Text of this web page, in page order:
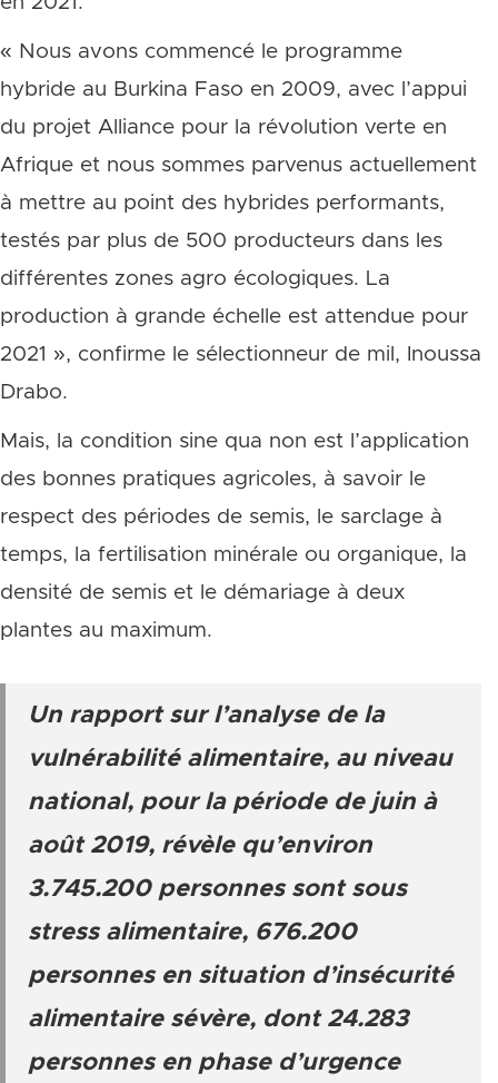
« Nous avons commencé le programme
hybride au Burkina Faso en 2009, avec l’appui
du projet Alliance pour la révolution verte en
Afrique et nous sommes parvenus actuellement
à mettre au point des hybrides performants,
testés par plus de 500 producteurs dans les
différentes zones agro écologiques. La
production à grande échelle est attendue pour
2021 », confirme le sélectionneur de mil, Inoussa
Drabo.
Mais, la condition sine qua non est l’application
des bonnes pratiques agricoles, à savoir le
respect des périodes de semis, le sarclage à
temps, la fertilisation minérale ou organique, la
densité de semis et le démariage à deux
plantes au maximum.
Un rapport sur l’analyse de la
vulnérabilité alimentaire, au niveau
national, pour la période de juin à
août 2019, révèle qu’environ
3.745.200 personnes sont sous
stress alimentaire, 676.200
personnes en situation d’insécurité
alimentaire sévère, dont 24.283
personnes en phase d’urgence